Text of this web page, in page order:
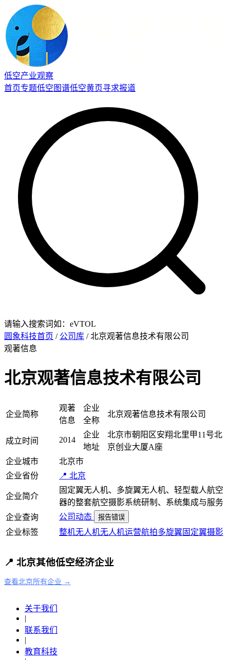
低空产业观察
首页专题低空图谱低空黄页寻求报道
请输入搜索词如：eVTOL
圆象科技首页 / 公司库 / 北京观著信息技术有限公司
观著信息
北京观著信息技术有限公司
企业简称
观著
信息
企业
全称
北京观著信息技术有限公司
成立时间 2014
企业
地址
北京市朝阳区安翔北里甲11号北
京创业大厦A座
企业城市
北京市
企业省份
📍 北京
企业简介
固定翼无人机、多旋翼无人机、轻型载人航空
器的整套航空摄影系统研制、系统集成与服务
企业查询
公司动态 报告错误
企业标签 整机无人机无人机运营航拍多旋翼固定翼摄影
📍 北京其他低空经济企业
查看北京所有企业 →
关于我们
|
联系我们
|
教育科技